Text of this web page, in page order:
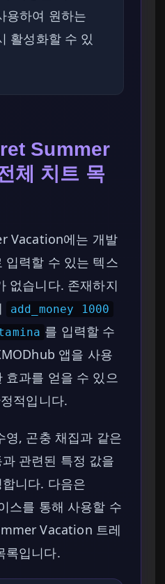
용하여 원하는
활성화할 수 있
Summer
체 치트 목
Vacation에는 개발
입력할 수 있는 텍스
없습니다. 존재하지
add_money 1000
를 입력할 수
앱을 사용
효과를 얻을 수 있으
적입니다.
영, 곤충 채집과 같은
관련된 특정 값을
니다. 다음은
스를 통해 사용할 수
Vacation 트레
록입니다.